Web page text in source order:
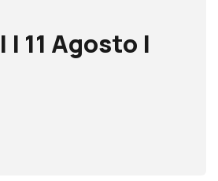
| 11 Agosto |